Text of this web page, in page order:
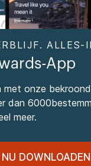
ALLES-
App
met onze
dan
meer.
NU DOWNLOADEN